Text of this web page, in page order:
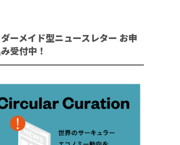
ーメイド型ニュースレター お申
受付中！